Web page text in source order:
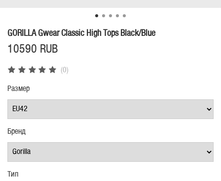
(0)
GORILLA Gwear Classic High Tops Black/Blue
10590 RUB
Размер
Бренд
Тип